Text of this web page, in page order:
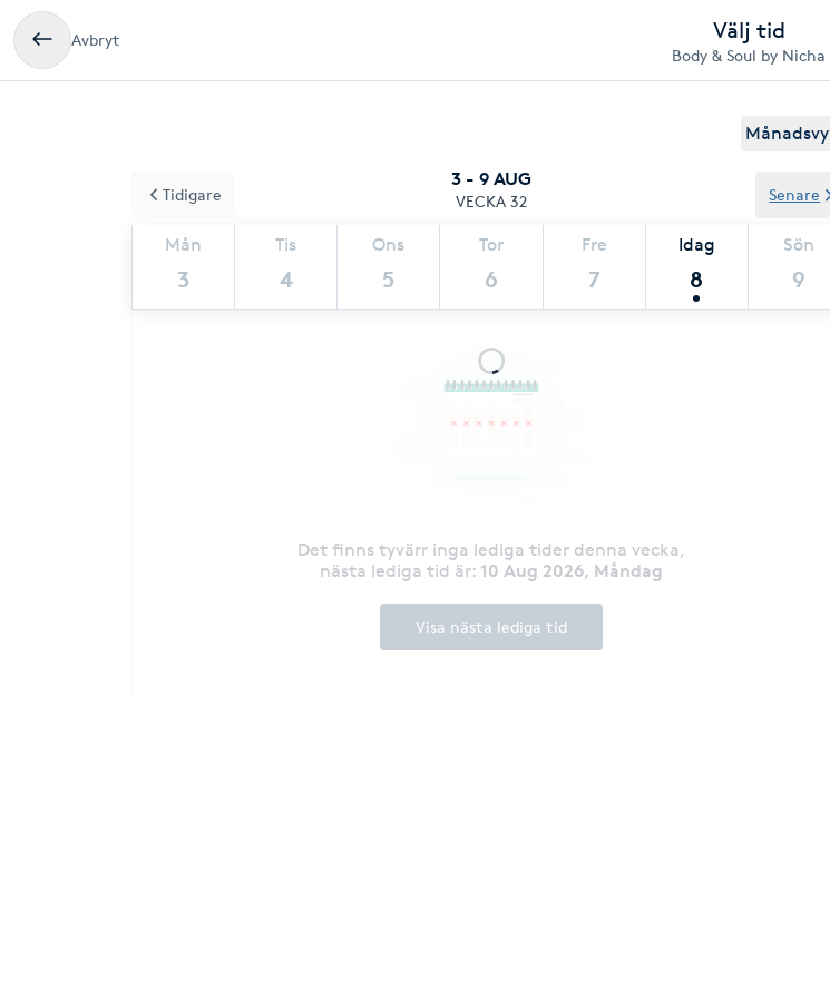
Avbryt Välj tid
Body & Soul by Nicha
Månadsvy
3 - 9 AUG
VECKA 32
Mån
3
Tis
4
Ons
5
Tor
6
Fre
7
Idag
8
Sön
9
Tidigare Senare
Det finns tyvärr inga lediga tider denna vecka,
nästa lediga tid är: 10 Aug 2026, Måndag
Visa nästa lediga tid